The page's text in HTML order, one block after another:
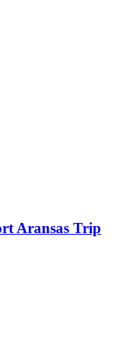
Aransas Trip